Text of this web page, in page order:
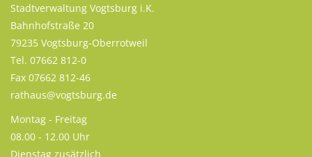
Stadtverwaltung Vogtsburg i.K.
Bahnhofstraße 20
79235 Vogtsburg-Oberrotweil
Tel. 07662 812-0
Fax 07662 812-46
rathaus@vogtsburg.de
Montag - Freitag
08.00 - 12.00 Uhr
Dienstag zusätzlich